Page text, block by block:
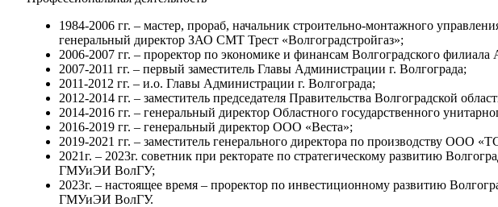
1984-2006 гг. – мастер, прораб, начальник строительно-монтажного
генеральный директор ЗАО СМТ Трест «Волгоградстройгаз»;
2006-2007 гг. – проректор по экономике и финансам Волгоградского
2007-2011 гг. – первый заместитель Главы Администрации г. Волгограда;
2011-2012 гг. – и.о. Главы Администрации г. Волгограда;
2012-2014 гг. – заместитель председателя Правительства Волгоградской
2014-2016 гг. – генеральный директор Областного государственного
2016-2019 гг. – генеральный директор ООО «Веста»;
2019-2021 гг. – заместитель генерального директора по производству ООО
2021г. – 2023г. советник при ректорате по стратегическому развитию
ГМУиЭИ ВолГУ;
2023г. – настоящее время – проректор по инвестиционному развитию
ГМУиЭИ ВолГУ.